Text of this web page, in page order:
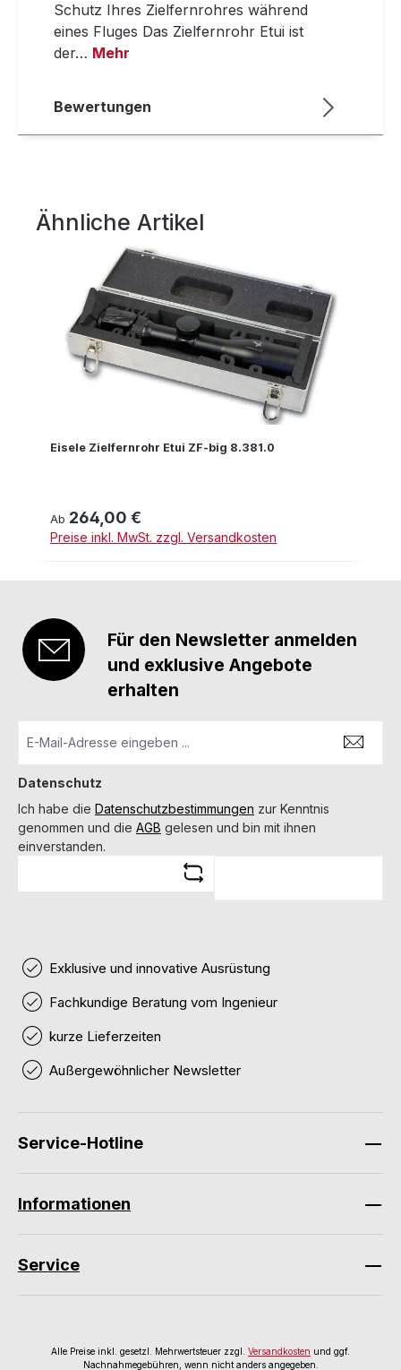
Schutz Ihres Zielfernrohres während
eines Fluges Das Zielfernrohr Etui ist
der… Mehr
Bewertungen
Produktgalerie überspringen
Ähnliche Artikel
Eisele Zielfernrohr Etui ZF-big 8.381.0
Regulärer Preis:
Ab 264,00 €
Preise inkl. MwSt. zzgl. Versandkosten
Für den Newsletter anmelden
und exklusive Angebote
erhalten
Datenschutz
Ich habe die Datenschutzbestimmungen zur Kenntnis
genommen und die AGB gelesen und bin mit ihnen
einverstanden.
Exklusive und innovative Ausrüstung
Fachkundige Beratung vom Ingenieur
kurze Lieferzeiten
Außergewöhnlicher Newsletter
Service-Hotline
Informationen
Service
Alle Preise inkl. gesetzl. Mehrwertsteuer zzgl. Versandkosten und ggf.
Nachnahmegebühren, wenn nicht anders angegeben.